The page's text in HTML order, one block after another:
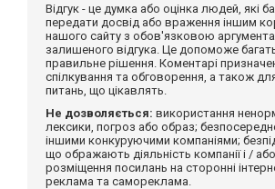
Відгук - це думка або оцінка людей, які
передати досвід або враження іншим
нашого сайту з обов'язковою
залишеного відгука. Це допоможе
правильне рішення. Коментарі
спілкування та обговорення, а також
питань, що цікавлять.
Не дозволяється: використання
лексики, погроз або образ;
іншими конкуруючими компаніями;
що ображають діяльність компанії і / або
розміщення посилань на сторонні
реклама та самореклама.